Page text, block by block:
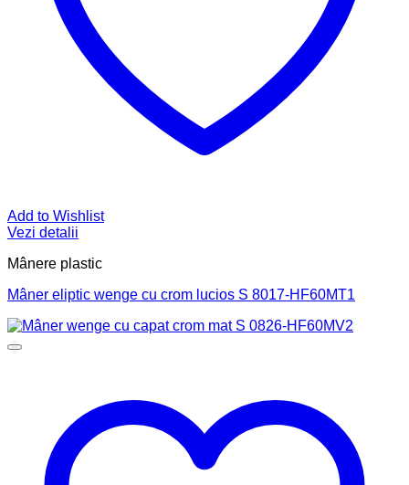
Add to Wishlist
Vezi detalii
Mânere plastic
Mâner eliptic wenge cu crom lucios S 8017-HF60MT1